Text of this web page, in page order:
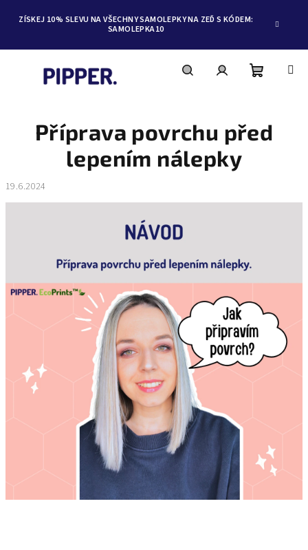
ZÍSKEJ 10% SLEVU NA VŠECHNY SAMOLEPKY NA ZEĎ S KÓDEM:
SAMOLEPKA10
košík
Příprava povrchu před
lepením nálepky
19.6.2024